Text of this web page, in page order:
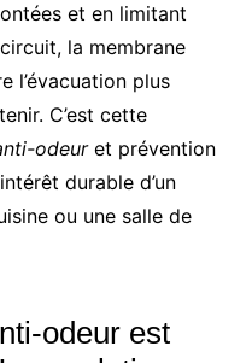
et en limitant
la membrane
l’évacuation plus
C’est cette
odeuret prévention
durable d’un
ou une salle de
odeur est